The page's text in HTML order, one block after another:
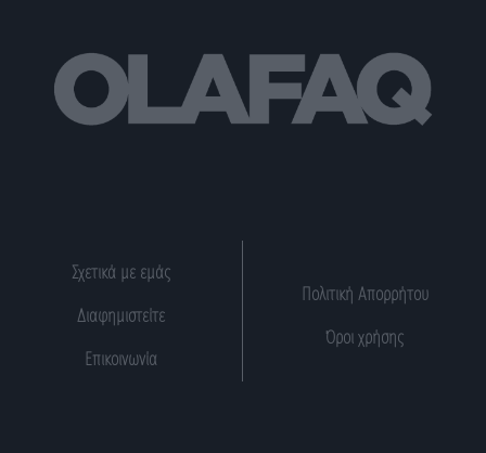
Σχετικά με εμάς
Διαφημιστείτε
Επικοινωνία
Πολιτική Απορρήτου
Όροι χρήσης